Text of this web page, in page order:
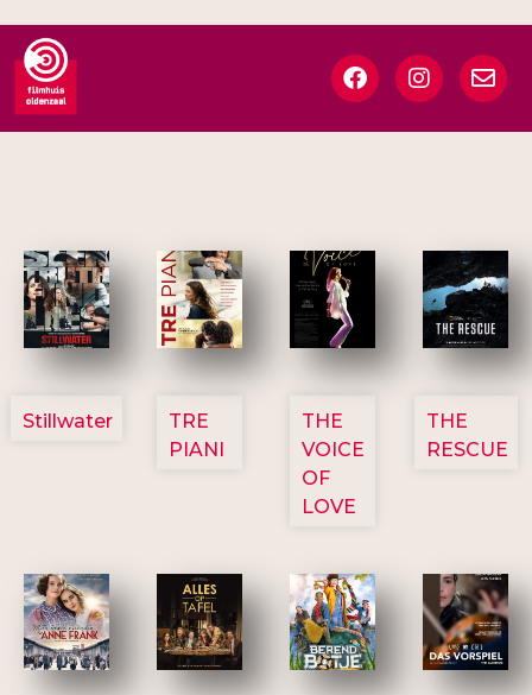
3123
Stillwater
3129
TRE
PIANI
3135
THE
VOICE
OF
LOVE
3148
THE
RESCUE
2757 3154 2799 2777